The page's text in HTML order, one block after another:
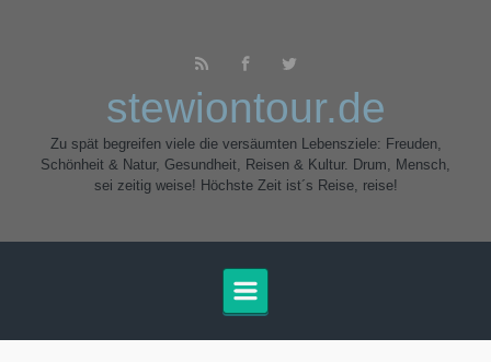
stewiontour.de
Zu spät begreifen viele die versäumten Lebensziele: Freuden,
Schönheit & Natur, Gesundheit, Reisen & Kultur. Drum, Mensch,
sei zeitig weise! Höchste Zeit ist´s Reise, reise!